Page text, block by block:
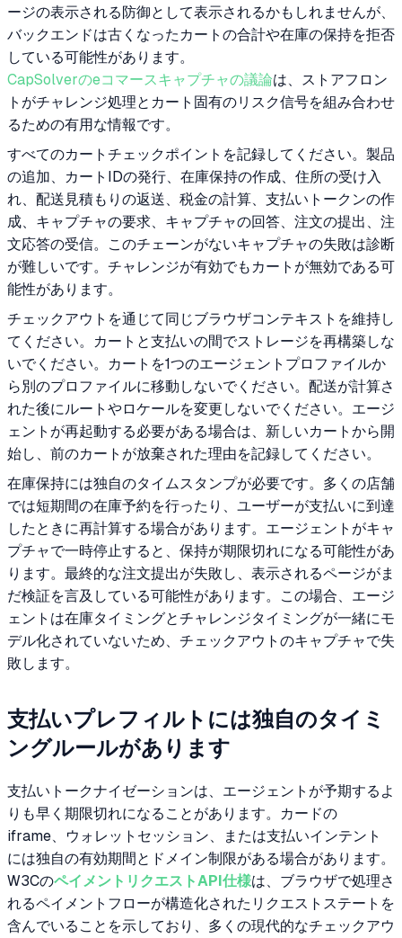
ージの表示される防御として表示されるかもしれませんが、
バックエンドは古くなったカートの合計や在庫の保持を拒否
している可能性があります。
CapSolverのeコマースキャプチャの議論は、ストアフロン
トがチャレンジ処理とカート固有のリスク信号を組み合わせ
るための有用な情報です。
すべてのカートチェックポイントを記録してください。製品
の追加、カートIDの発行、在庫保持の作成、住所の受け入
れ、配送見積もりの返送、税金の計算、支払いトークンの作
成、キャプチャの要求、キャプチャの回答、注文の提出、注
文応答の受信。このチェーンがないキャプチャの失敗は診断
が難しいです。チャレンジが有効でもカートが無効である可
能性があります。
チェックアウトを通じて同じブラウザコンテキストを維持し
てください。カートと支払いの間でストレージを再構築しな
いでください。カートを1つのエージェントプロファイルか
ら別のプロファイルに移動しないでください。配送が計算さ
れた後にルートやロケールを変更しないでください。エージ
ェントが再起動する必要がある場合は、新しいカートから開
始し、前のカートが放棄された理由を記録してください。
在庫保持には独自のタイムスタンプが必要です。多くの店舗
では短期間の在庫予約を行ったり、ユーザーが支払いに到達
したときに再計算する場合があります。エージェントがキャ
プチャで一時停止すると、保持が期限切れになる可能性があ
ります。最終的な注文提出が失敗し、表示されるページがま
だ検証を言及している可能性があります。この場合、エージ
ェントは在庫タイミングとチャレンジタイミングが一緒にモ
デル化されていないため、チェックアウトのキャプチャで失
敗します。
支払いプレフィルトには独自のタイミ
ングルールがあります
支払いトークナイゼーションは、エージェントが予期するよ
りも早く期限切れになることがあります。カードの
iframe、ウォレットセッション、または支払いインテント
には独自の有効期間とドメイン制限がある場合があります。
W3CのペイメントリクエストAPI仕様は、ブラウザで処理さ
れるペイメントフローが構造化されたリクエストステートを
含んでいることを示しており、多くの現代的なチェックアウ